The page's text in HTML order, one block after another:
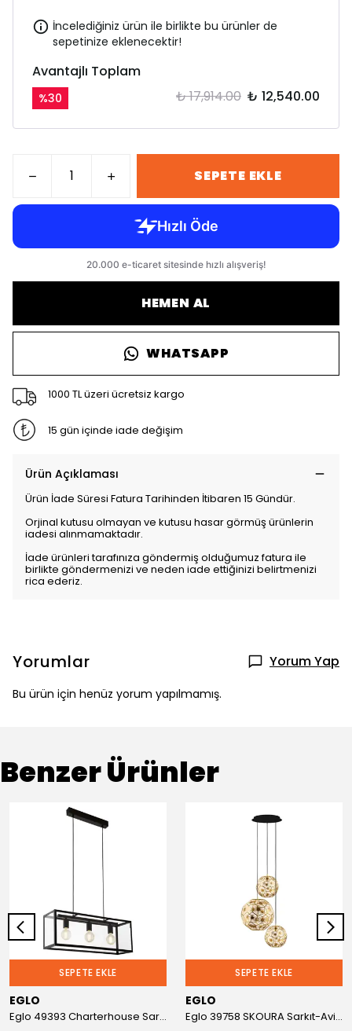
İncelediğiniz ürün ile birlikte bu ürünler de
sepetinize eklenecektir!
Avantajlı Toplam
%30 ₺ 17,914.00 ₺ 12,540.00
SEPETE EKLE
HEMEN AL
WHATSAPP
1000 TL üzeri ücretsiz kargo
15 gün içinde iade değişim
Ürün Açıklaması
Ürün İade Süresi Fatura Tarihinden İtibaren 15 Gündür.
Orjinal kutusu olmayan ve kutusu hasar görmüş ürünlerin
iadesi alınmamaktadır.
İade ürünleri tarafınıza göndermiş olduğumuz fatura ile
birlikte göndermenizi ve neden iade ettiğinizi belirtmenizi
rica ederiz.
Yorumlar Yorum Yap
Bu ürün için henüz yorum yapılmamış.
Benzer Ürünler
SEPETE EKLE
EGLO
Eglo 49393 Charterhouse Sarkıt-Avize
SEPETE EKLE
EGLO
Eglo 39758 SKOURA Sarkıt-Avize